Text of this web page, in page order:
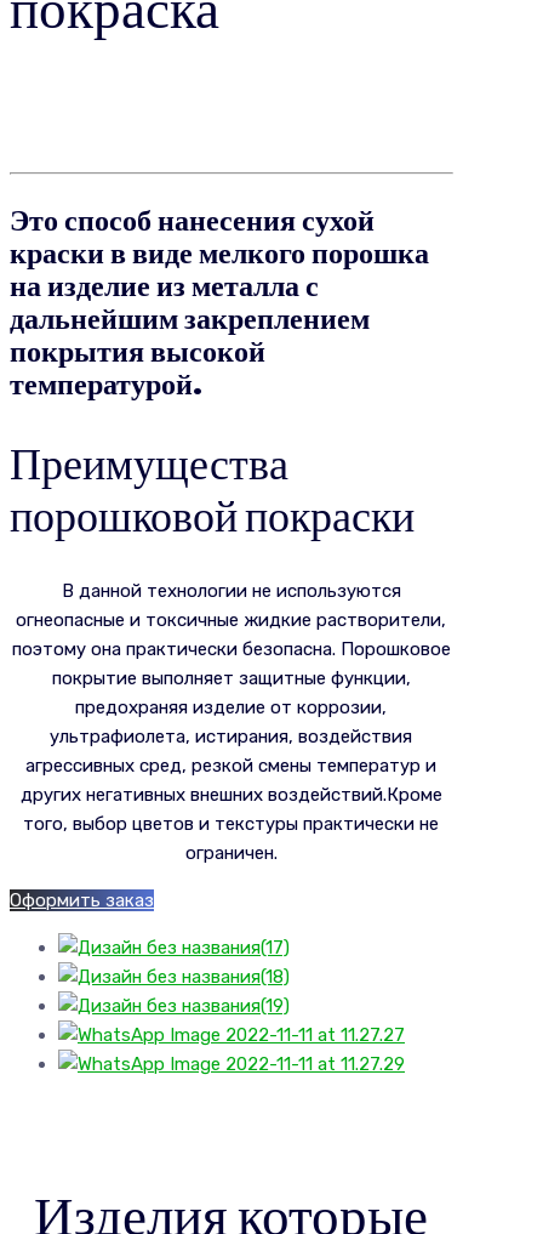
Это способ нанесения сухой
краски в виде мелкого порошка
на изделие из металла с
дальнейшим закреплением
покрытия высокой
температурой.
Преимущества
порошковой покраски
В данной технологии не используются
огнеопасные и токсичные жидкие растворители,
поэтому она практически безопасна. Порошковое
покрытие выполняет защитные функции,
предохраняя изделие от коррозии,
ультрафиолета, истирания, воздействия
агрессивных сред, резкой смены температур и
других негативных внешних воздействий.Кроме
того, выбор цветов и текстуры практически не
ограничен.
Оформить заказ
Изделия которые